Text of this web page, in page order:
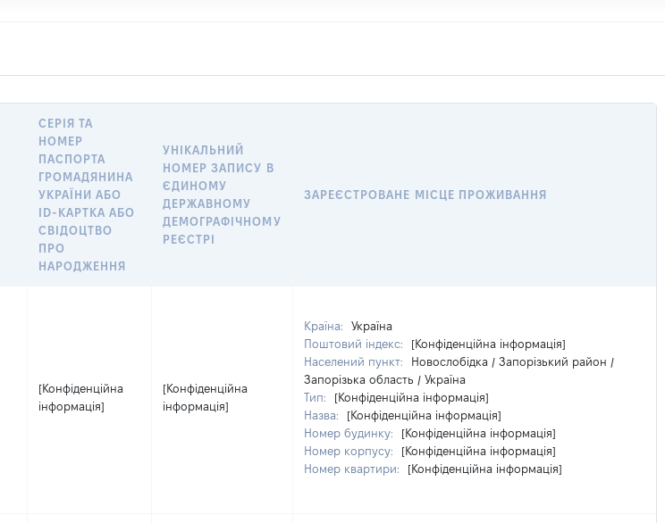
СЕРІЯ ТА
НОМЕР
ПАСПОРТА
ГРОМАДЯНИНА
УКРАЇНИ АБО
ID-КАРТКА АБО
СВІДОЦТВО
ПРО
НАРОДЖЕННЯ
УНІКАЛЬНИЙ
НОМЕР ЗАПИСУ В
ЄДИНОМУ
ДЕРЖАВНОМУ
ДЕМОГРАФІЧНОМУ
РЕЄСТРІ
ЗАРЕЄСТРОВАНЕ МІСЦЕ ПРОЖИВАННЯ
[Конфіденційна
інформація]
[Конфіденційна
інформація]
Країна:
Україна
Поштовий індекс:
[Конфіденційна інформація]
Населений пункт:
Новослобідка / Запорізький район /
Запорізька область / Україна
Тип:
[Конфіденційна інформація]
Назва:
[Конфіденційна інформація]
Номер будинку:
[Конфіденційна інформація]
Номер корпусу:
[Конфіденційна інформація]
Номер квартири:
[Конфіденційна інформація]